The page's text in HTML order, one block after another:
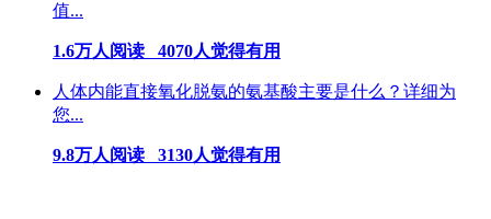
值...
1.6万人阅读 4070人觉得有用
人体内能直接氧化脱氨的氨基酸主要是什么？详细为
您...
9.8万人阅读 3130人觉得有用